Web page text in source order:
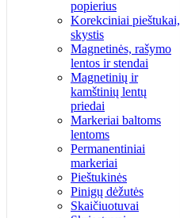
popierius
Korekciniai pieštukai,
skystis
Magnetinės, rašymo
lentos ir stendai
Magnetinių ir
kamštinių lentų
priedai
Markeriai baltoms
lentoms
Permanentiniai
markeriai
Pieštukinės
Pinigų dėžutės
Skaičiuotuvai